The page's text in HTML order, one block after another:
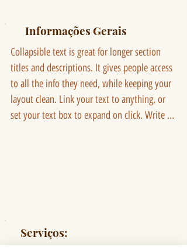
Informações Gerais
Collapsible text is great for longer section
titles and descriptions. It gives people access
to all the info they need, while keeping your
layout clean. Link your text to anything, or
set your text box to expand on click. Write
Serviços: